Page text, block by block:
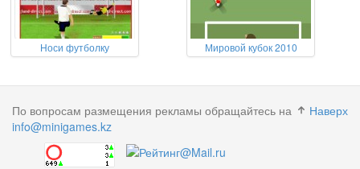
Носи футболку Мировой кубок 2010
Наверх
По вопросам размещения рекламы обращайтесь на
info@minigames.kz